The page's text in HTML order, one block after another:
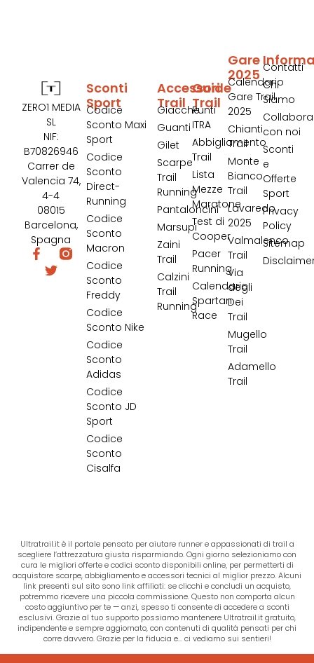
ZERO1 MEDIA
SL
NIF:
B70826946
Carrer de
Valencia 74,
4-4
08015
Barcelona,
Spagna
Contatti
Chi
Siamo
Collabora
con noi
Sconti
e
Offerte
Sport
Privacy
Policy
Sitemap
Gare
2025
Calendario
Gare Trail
2025
Chianti
Trail
Monte
Bianco
Trail
Lavaredo
2025
Valmalenco
Trail
Via
degli
Dei
Trail
Mugello
Trail
Adamello
Trail
Guide
Trail
Punti
ITRA
Abbigliamento
Trail
Lista
Mezze
Maratone
Test di
Cooper
Pacer
Running
Calendario
Spartan
Race
Accessori
Trail
Giacche
Guanti
Gilet
Scarpe
Trail
Running
Pantaloncini
Marsupi
Zaini
Trail
Calzini
Trail
Running
Sconti
Sport
Codice
Sconto Maxi
Sport
Codice
Sconto
Direct-
Running
Codice
Sconto
Macron
Codice
Sconto
Freddy
Codice
Sconto Nike
Codice
Sconto
Adidas
Codice
Sconto JD
Sport
Codice
Sconto
Cisalfa
Ultratrail.it è il portale pensato per aiutare runner e appassionati di trail a
scegliere l’attrezzatura giusta risparmiando. Ogni giorno selezioniamo con
cura le migliori offerte e codici sconto disponibili online, per permetterti di
acquistare scarpe, abbigliamento e accessori tecnici al miglior prezzo. Alcuni
link presenti sul sito sono link affiliati: se clicchi e concludi un acquisto,
potremmo ricevere una piccola commissione. Questo non comporta alcun
costo aggiuntivo per te — anzi, spesso ti consente di accedere a sconti
esclusivi. Grazie al tuo supporto possiamo mantenere Ultratrail.it gratuito,
indipendente e sempre aggiornato, con contenuti di qualità pensati per chi
corre davvero. Grazie per la fiducia e… ci vediamo sui sentieri!